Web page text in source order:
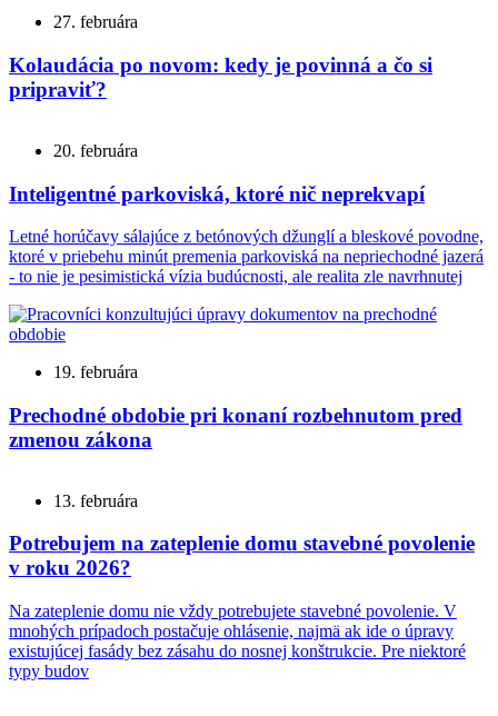
27. februára
Kolaudácia po novom: kedy je povinná a čo si
pripraviť?
20. februára
Inteligentné parkoviská, ktoré nič neprekvapí
Letné horúčavy sálajúce z betónových džunglí a bleskové povodne,
ktoré v priebehu minút premenia parkoviská na nepriechodné jazerá
- to nie je pesimistická vízia budúcnosti, ale realita zle navrhnutej
19. februára
Prechodné obdobie pri konaní rozbehnutom pred
zmenou zákona
13. februára
Potrebujem na zateplenie domu stavebné povolenie
v roku 2026?
Na zateplenie domu nie vždy potrebujete stavebné povolenie. V
mnohých prípadoch postačuje ohlásenie, najmä ak ide o úpravy
existujúcej fasády bez zásahu do nosnej konštrukcie. Pre niektoré
typy budov